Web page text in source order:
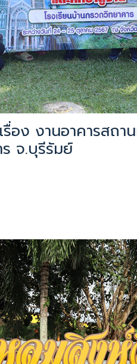
รื่อง งานอาคารสถ
จ.บุรีรัมย์